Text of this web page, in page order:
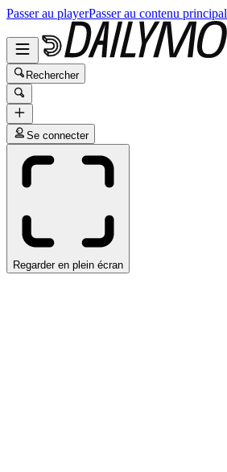
Passer au playerPasser au contenu principal
Rechercher
Se connecter
Regarder en plein écran